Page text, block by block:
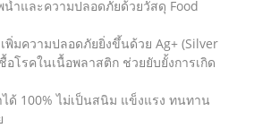
ำและความปลอดภัยด้วยวัสดุ Food
พิ่มความปลอดภัยยิ่งขึ้นด้วย Ag+ (Silver
อโรคในเนื้อพลาสติก ช่วยยับยั้งการเกิด
ได้ 100% ไม่เป็นสนิม แข็งแรง ทนทาน